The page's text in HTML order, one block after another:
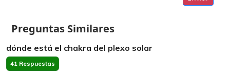
Preguntas Similares
dónde está el chakra del plexo solar
41 Respuestas